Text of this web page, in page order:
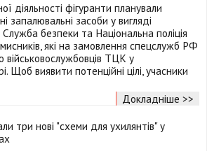
діяльності фігуранти планували
запалювальні засоби у вигляді
безпеки та Національна поліція
які на замовлення спецслужб РФ
військовослужбовців ТЦК у
Щоб виявити потенційні цілі, учасники
Докладніше >>